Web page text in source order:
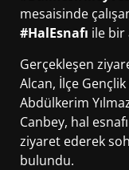
mesaisinde
#HalEsnafı ile bir
Gerçekleşen
Alcan, İlçe Gençlik
Abdülkerim
Canbey, hal
ziyaret ederek
bulundu.